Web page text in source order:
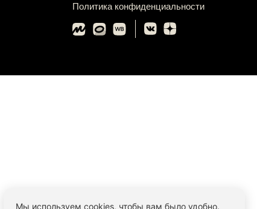
Политика конфиденциальности
Мы используем cookies, чтобы вам было удобно.